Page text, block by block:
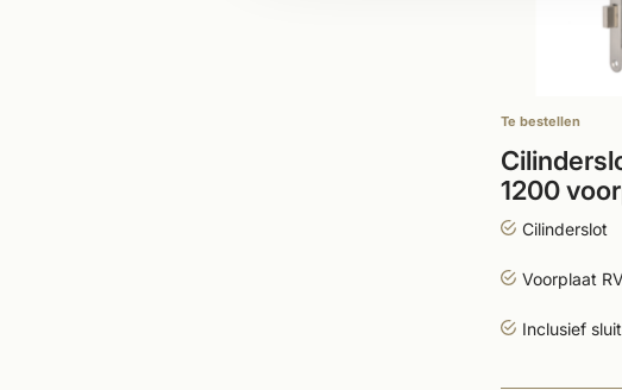
Te bestellen
1200
Cilinderslot
Voorplaat
Inclusief